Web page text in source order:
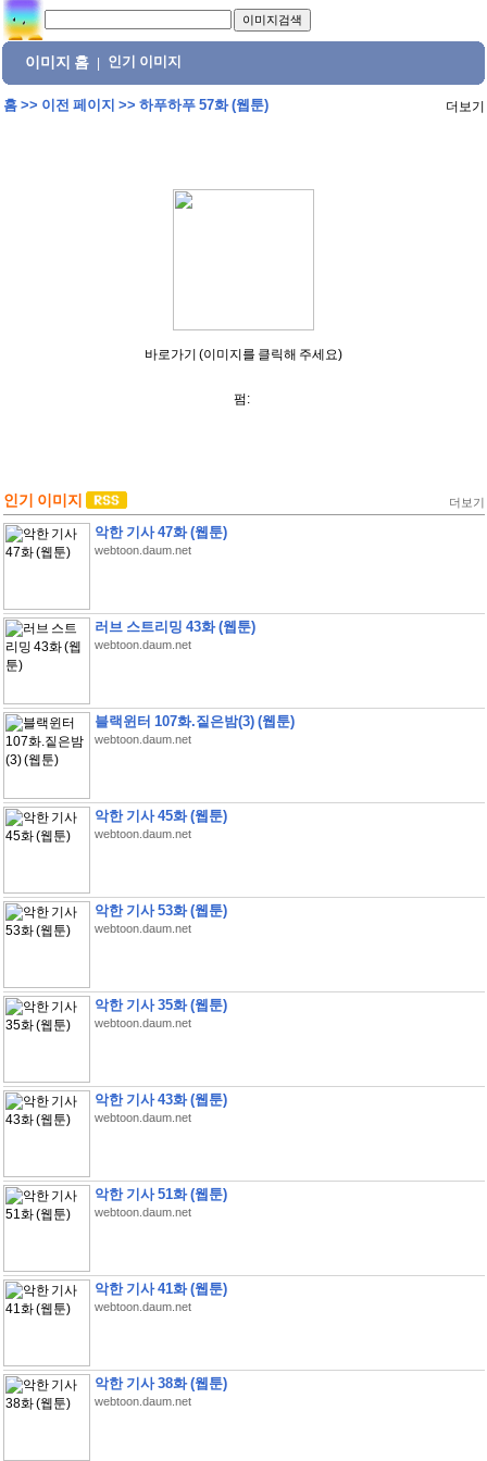
이미지 홈 인기 이미지
홈>> 이전 페이지 >> 하푸하푸 57화 (웹툰) 더보기
바로가기 (이미지를 클릭해 주세요)
펌:
인기 이미지 더보기
악한 기사 47화 (웹툰)
webtoon.daum.net
러브 스트리밍 43화 (웹툰)
webtoon.daum.net
블랙윈터 107화.짙은밤(3) (웹툰)
webtoon.daum.net
악한 기사 45화 (웹툰)
webtoon.daum.net
악한 기사 53화 (웹툰)
webtoon.daum.net
악한 기사 35화 (웹툰)
webtoon.daum.net
악한 기사 43화 (웹툰)
webtoon.daum.net
악한 기사 51화 (웹툰)
webtoon.daum.net
악한 기사 41화 (웹툰)
webtoon.daum.net
악한 기사 38화 (웹툰)
webtoon.daum.net